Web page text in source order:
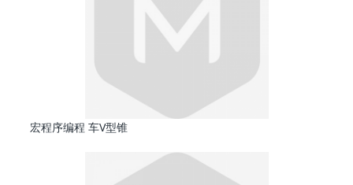
宏程序编程 车V型锥